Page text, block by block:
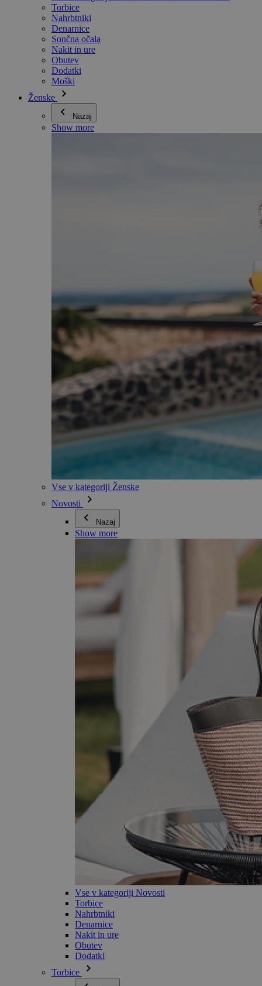
Torbice
Nahrbtniki
Denarnice
Sončna očala
Nakit in ure
Obutev
Dodatki
Moški
Ženske
Nazaj
Show more
Vse v kategoriji Ženske
Novosti
Nazaj
Show more
Vse v kategoriji Novosti
Torbice
Nahrbtniki
Denarnice
Nakit in ure
Obutev
Dodatki
Torbice